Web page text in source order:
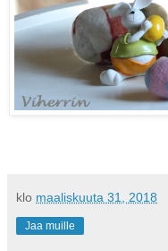
klo maaliskuuta 31, 2018
Jaa muille